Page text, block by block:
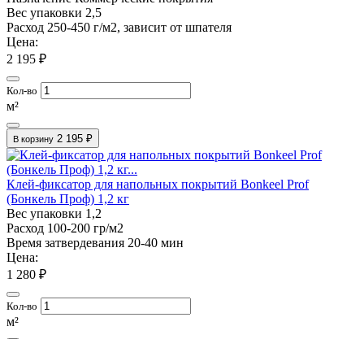
Вес упаковки 2,5
Расход 250-450 г/м2, зависит от шпателя
Цена:
2 195 ₽
Кол-во
м²
В корзину 2 195 ₽
Клей-фиксатор для напольных покрытий Bonkeel Prof
(Бонкель Проф) 1,2 кг
Вес упаковки 1,2
Расход 100-200 гр/м2
Время затвердевания 20-40 мин
Цена:
1 280 ₽
Кол-во
м²